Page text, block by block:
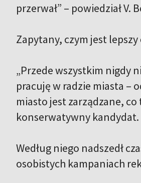
przerwał” – powiedział V.
Zapytany, czym jest
„Przede wszystkim nigdy
pracuję w radzie miasta –
miasto jest zarządzane,
konserwatywny kandydat.
Według niego nadszedł
osobistych kampaniach